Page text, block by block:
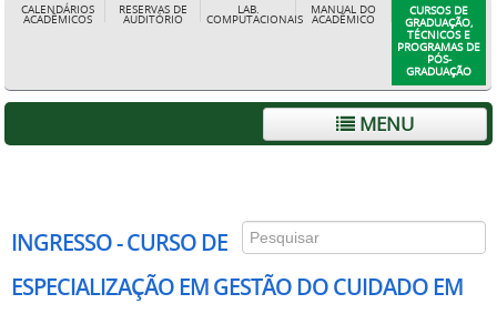
CALENDÁRIOS
ACADÊMICOS
RESERVAS DE
AUDITÓRIO
LAB.
COMPUTACIONAIS
MANUAL DO
ACADÊMICO
CURSOS DE
GRADUAÇÃO,
TÉCNICOS E
PROGRAMAS DE
PÓS-
GRADUAÇÃO
MENU